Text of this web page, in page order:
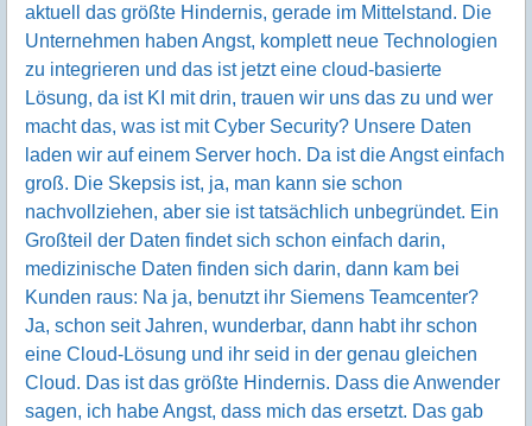
aktuell das größte Hindernis, gerade im Mittelstand. Die
Unternehmen haben Angst, komplett neue Technologien
zu integrieren und das ist jetzt eine cloud-basierte
Lösung, da ist KI mit drin, trauen wir uns das zu und wer
macht das, was ist mit Cyber Security? Unsere Daten
laden wir auf einem Server hoch. Da ist die Angst einfach
groß. Die Skepsis ist, ja, man kann sie schon
nachvollziehen, aber sie ist tatsächlich unbegründet. Ein
Großteil der Daten findet sich schon einfach darin,
medizinische Daten finden sich darin, dann kam bei
Kunden raus: Na ja, benutzt ihr Siemens Teamcenter?
Ja, schon seit Jahren, wunderbar, dann habt ihr schon
eine Cloud-Lösung und ihr seid in der genau gleichen
Cloud. Das ist das größte Hindernis. Dass die Anwender
sagen, ich habe Angst, dass mich das ersetzt. Das gab